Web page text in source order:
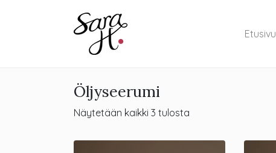
Etusivu
Öljyseerumi
Näytetään kaikki 3 tulosta